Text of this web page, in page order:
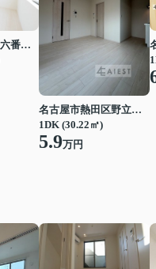
名古屋市熱田区六番２丁目
名古屋市熱田区野立町２丁目
1DK (30.22㎡)
5.9万円